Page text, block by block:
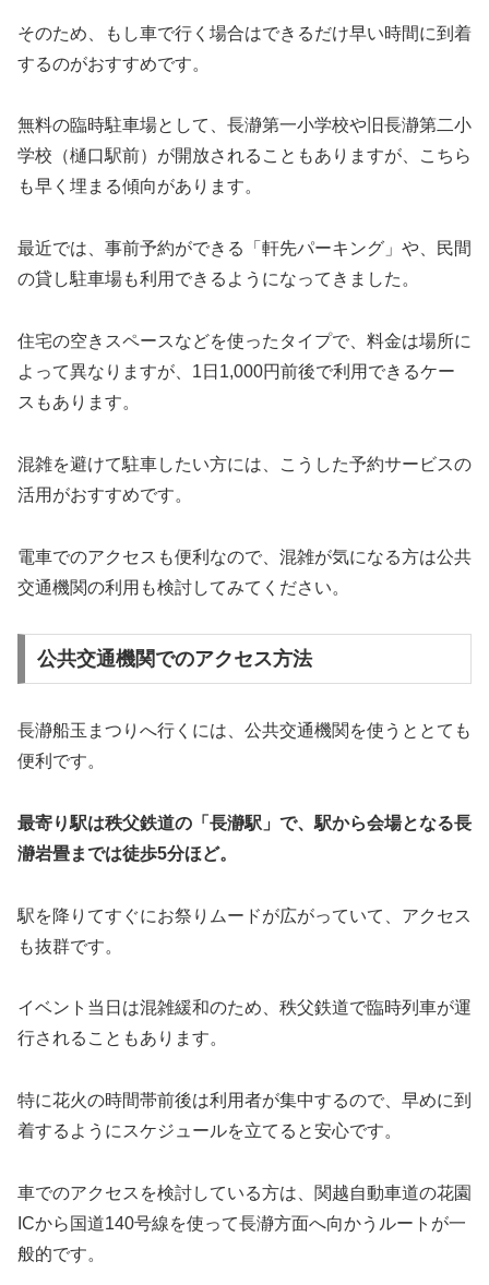
そのため、もし車で行く場合はできるだけ早い時間に到着
するのがおすすめです。
無料の臨時駐車場として、長瀞第一小学校や旧長瀞第二小
学校（樋口駅前）が開放されることもありますが、こちら
も早く埋まる傾向があります。
最近では、事前予約ができる「軒先パーキング」や、民間
の貸し駐車場も利用できるようになってきました。
住宅の空きスペースなどを使ったタイプで、料金は場所に
よって異なりますが、1日1,000円前後で利用できるケー
スもあります。
混雑を避けて駐車したい方には、こうした予約サービスの
活用がおすすめです。
電車でのアクセスも便利なので、混雑が気になる方は公共
交通機関の利用も検討してみてください。
公共交通機関でのアクセス方法
長瀞船玉まつりへ行くには、公共交通機関を使うととても
便利です。
最寄り駅は秩父鉄道の「長瀞駅」で、駅から会場となる長
瀞岩畳までは徒歩5分ほど。
駅を降りてすぐにお祭りムードが広がっていて、アクセス
も抜群です。
イベント当日は混雑緩和のため、秩父鉄道で臨時列車が運
行されることもあります。
特に花火の時間帯前後は利用者が集中するので、早めに到
着するようにスケジュールを立てると安心です。
車でのアクセスを検討している方は、関越自動車道の花園
ICから国道140号線を使って長瀞方面へ向かうルートが一
般的です。